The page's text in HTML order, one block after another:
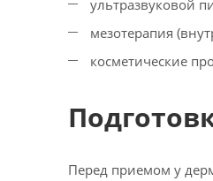
ультразвуковой
мезотерапия
косметические
Перед приемом у